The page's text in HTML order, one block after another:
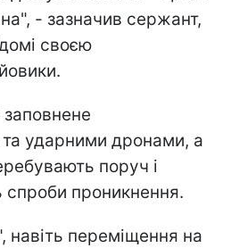
- зазначив сержант,
своєю
ударними дронами, а
поруч і
спроби проникнення.
навіть переміщення на